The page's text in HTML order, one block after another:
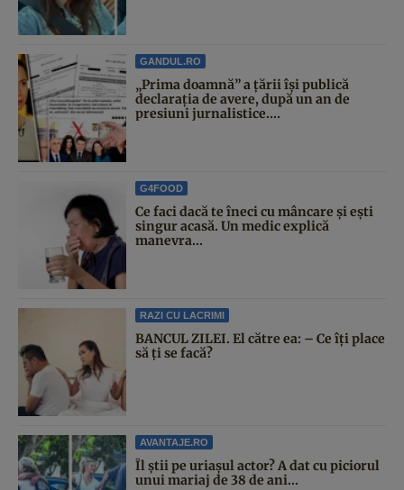
GANDUL.RO
„Prima doamnă” a țării își publică
declarația de avere, după un an de
presiuni jurnalistice....
G4FOOD
Ce faci dacă te îneci cu mâncare și ești
singur acasă. Un medic explică
manevra...
RAZI CU LACRIMI
BANCUL ZILEI. El către ea: – Ce îți place
să ți se facă?
AVANTAJE.RO
Îl știi pe uriașul actor? A dat cu piciorul
unui mariaj de 38 de ani...